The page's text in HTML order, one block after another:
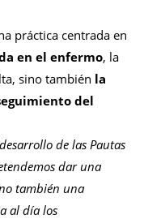
práctica centrada en
en el enfermo, la
sino también la
del
de las Pautas
dar una
también una
al día los